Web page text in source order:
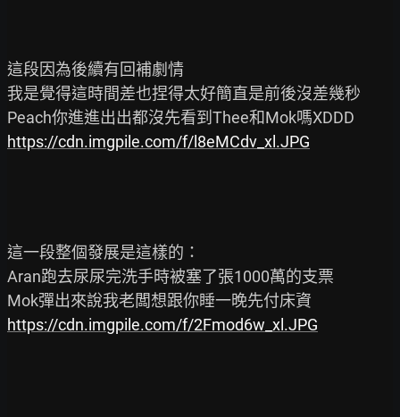
這段因為後續有回補劇情
我是覺得這時間差也捏得太好簡直是前後沒差幾秒
https://cdn.imgpile.com/f/l8eMCdv_xl.JPG
這一段整個發展是這樣的：
Aran跑去尿尿完洗手時被塞了張1000萬的支票
https://cdn.imgpile.com/f/2Fmod6w_xl.JPG